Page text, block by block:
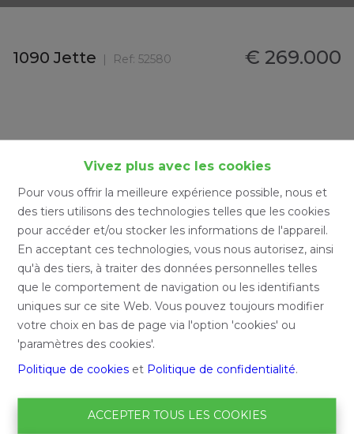
Vivez plus avec les cookies
Pour vous offrir la meilleure expérience possible, nous et
des tiers utilisons des technologies telles que les cookies
pour accéder et/ou stocker les informations de l'appareil.
En acceptant ces technologies, vous nous autorisez, ainsi
qu'à des tiers, à traiter des données personnelles telles
que le comportement de navigation ou les identifiants
uniques sur ce site Web. Vous pouvez toujours modifier
votre choix en bas de page via l'option 'cookies' ou
'paramètres des cookies'.
Politique de cookies et Politique de confidentialité.
ACCEPTER TOUS LES COOKIES
1090 Jette Ref: 52580 € 269.000